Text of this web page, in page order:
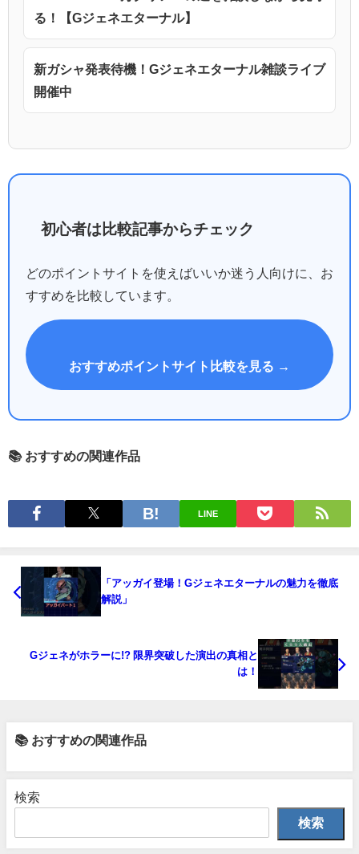
る！【Gジェネエターナル】
新ガシャ発表待機！Gジェネエターナル雑談ライブ
開催中
初心者は比較記事からチェック
どのポイントサイトを使えばいいか迷う人向けに、お
すすめを比較しています。
おすすめポイントサイト比較を見る →
📚 おすすめの関連作品
LINE
「アッガイ登場！Gジェネエターナルの魅力を徹底
解説」
Gジェネがホラーに!? 限界突破した演出の真相と
は！
📚 おすすめの関連作品
検索
検索